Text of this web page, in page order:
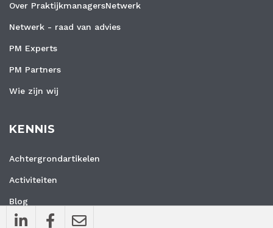
Over PraktijkmanagersNetwerk
Netwerk - raad van advies
PM Experts
PM Partners
Wie zijn wij
KENNIS
Achtergrondartikelen
Activiteiten
Blog
Interviews